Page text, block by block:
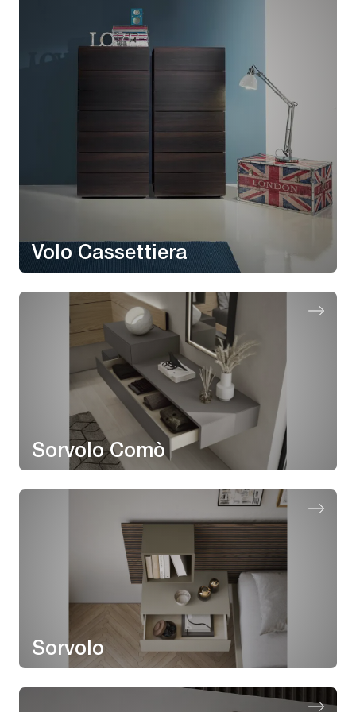
Volo Cassettiera
Sorvolo Comò
Sorvolo